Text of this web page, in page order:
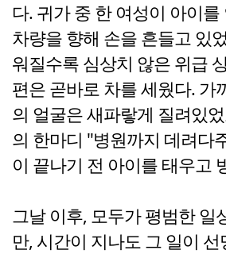
다. 귀가 중 한 여성이 아이
차량을 향해 손을 흔들고 있
워질수록 심상치 않은 위급
편은 곧바로 차를 세웠다. 가
의 얼굴은 새파랗게 질려있
의 한마디 "병원까지 데려다
이 끝나기 전 아이를 태우고
그날 이후, 모두가 평범한 일
만, 시간이 지나도 그 일이